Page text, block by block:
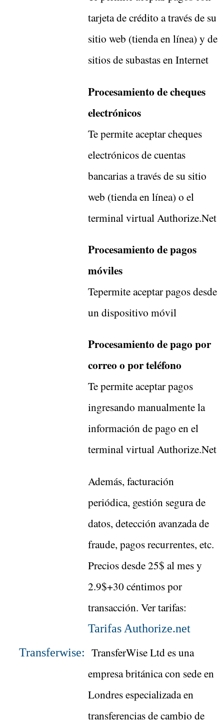
tarjeta de crédito a través de su
sitio web (tienda en línea) y de
sitios de subastas en Internet
Procesamiento de cheques
electrónicos
Te permite aceptar cheques
electrónicos de cuentas
bancarias a través de su sitio
web (tienda en línea) o el
terminal virtual Authorize.Net
Procesamiento de pagos
móviles
Tepermite aceptar pagos desde
un dispositivo móvil
Procesamiento de pago por
correo o por teléfono
Te permite aceptar pagos
ingresando manualmente la
información de pago en el
terminal virtual Authorize.Net
Además, facturación
periódica, gestión segura de
datos, detección avanzada de
fraude, pagos recurrentes, etc.
Precios desde 25$ al mes y
2.9$+30 céntimos por
transacción. Ver tarifas:
Tarifas Authorize.net
Transferwise: TransferWise Ltd es una
empresa británica con sede en
Londres especializada en
transferencias de cambio de